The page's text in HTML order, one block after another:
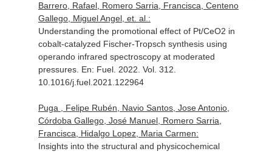
Barrero, Rafael, Romero Sarria, Francisca, Centeno
Gallego, Miguel Angel, et. al.:
Understanding the promotional effect of Pt/CeO2 in
cobalt-catalyzed Fischer-Tropsch synthesis using
operando infrared spectroscopy at moderated
pressures. En: Fuel. 2022. Vol. 312.
10.1016/j.fuel.2021.122964
Puga , Felipe Rubén, Navio Santos, Jose Antonio,
Córdoba Gallego, José Manuel, Romero Sarria,
Francisca, Hidalgo Lopez, Maria Carmen:
Insights into the structural and physicochemical